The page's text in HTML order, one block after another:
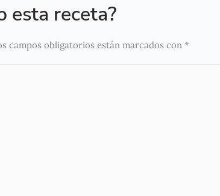
esta receta?
campos obligatorios están marcados con *